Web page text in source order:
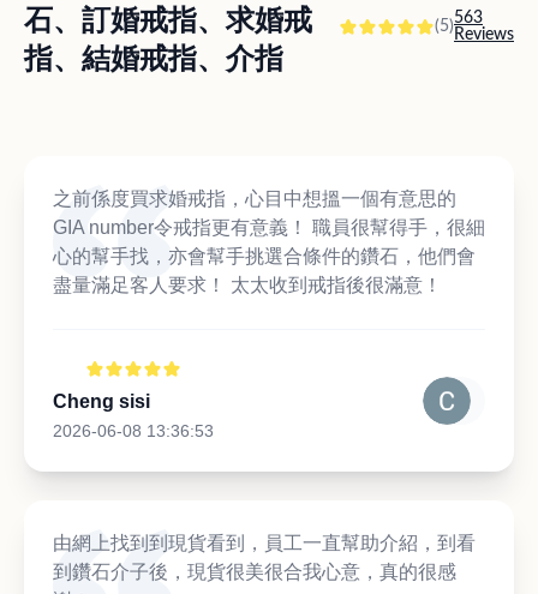
石、訂婚戒指、求婚戒
指、結婚戒指、介指
(5)563
Reviews
之前係度買求婚戒指，心目中想搵一個有意思的
GIA number令戒指更有意義！ 職員很幫得手，很細
心的幫手找，亦會幫手挑選合條件的鑽石，他們會
盡量滿足客人要求！ 太太收到戒指後很滿意！
Cheng sisi
2026-06-08 13:36:53
由網上找到到現貨看到，員工一直幫助介紹，到看
到鑽石介子後，現貨很美很合我心意，真的很感